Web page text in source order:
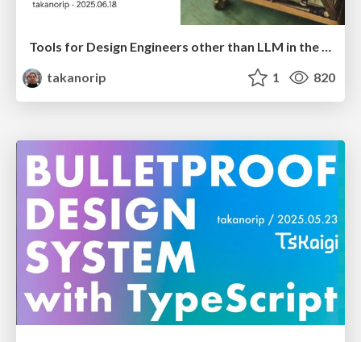
Tools for Design Engineers other than LLM in the LLM era
takanorip
1 820